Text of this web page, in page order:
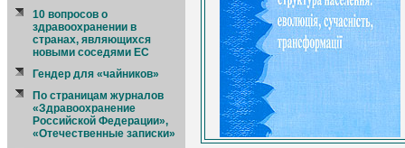
10 вопросов о
здравоохранении в
странах, являющихся
новыми соседями ЕС
Гендер для «чайников»
По страницам журналов
«Здравоохранение
Российской Федерации»,
«Отечественные записки»